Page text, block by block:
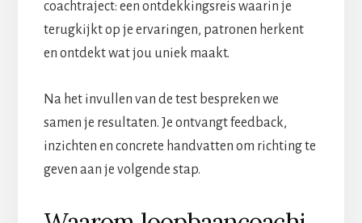
coachtraject: een ontdekkingsreis waarin je
terugkijkt op je ervaringen, patronen herkent
en ontdekt wat jou uniek maakt.
Na het invullen van de test bespreken we
samen je resultaten. Je ontvangt feedback,
inzichten en concrete handvatten om richting te
geven aan je volgende stap.